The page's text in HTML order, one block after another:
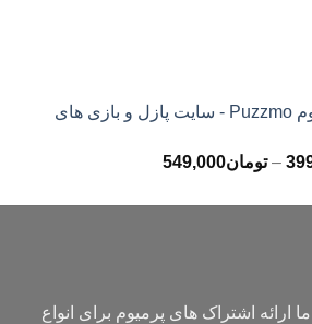
اکانت پرمیوم Puzzmo - سایت پازل و بازی های
– تومان549,000محدوده
تومان399,000
اشتراک های پرمیوم برای انواع